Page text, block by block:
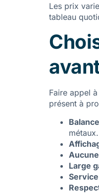
Les prix
tableau
Faire appel
présent à
métaux.
Large